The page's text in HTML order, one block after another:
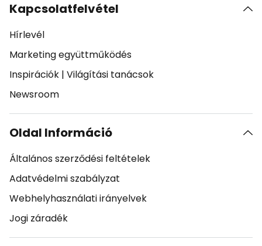
Kapcsolatfelvétel
Hírlevél
Marketing együttműködés
Inspirációk | Világítási tanácsok
Newsroom
Oldal Információ
Általános szerződési feltételek
Adatvédelmi szabályzat
Webhelyhasználati irányelvek
Jogi záradék